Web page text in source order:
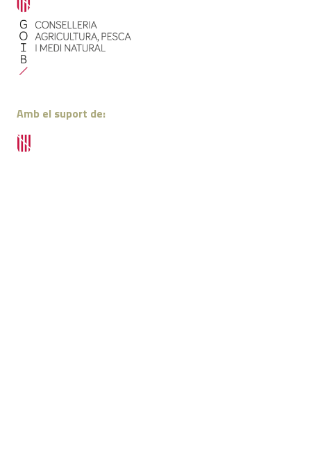
Amb el suport de: